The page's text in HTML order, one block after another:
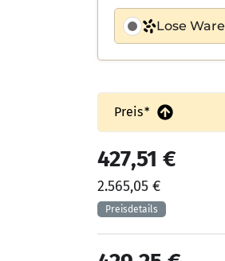
Lose Ware
Preis*
427,51 €
2.565,05 €